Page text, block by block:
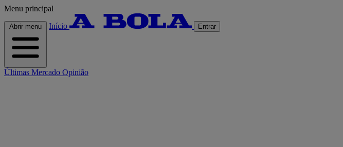
Menu principal
Abrir menu Início Entrar
Últimas Mercado Opinião